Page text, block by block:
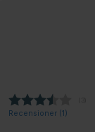
Recensioner (1)